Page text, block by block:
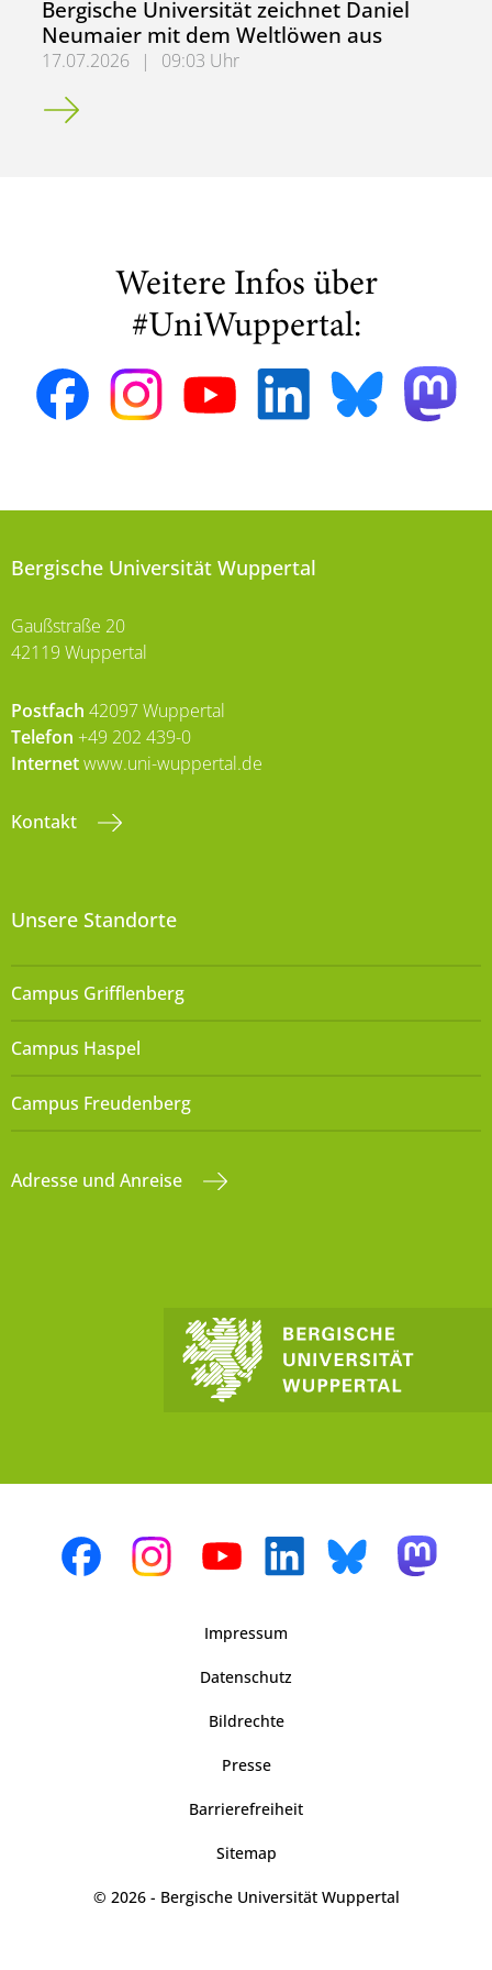
Bergische Universität zeichnet Daniel
Neumaier mit dem Weltlöwen aus
17.07.2026 |
09:03 Uhr
Bergische Universität zeichnet Daniel Neumaier mit dem
Weitere Infos über
#UniWuppertal:
Bergische Universität Wuppertal
Gaußstraße 20
42119 Wuppertal
Postfach 42097 Wuppertal
Telefon +49 202 439-0
Internetwww.uni-wuppertal.de
Kontakt
Unsere Standorte
Campus Grifflenberg
Campus Haspel
Campus Freudenberg
Adresse und Anreise
Impressum
Datenschutz
Bildrechte
Presse
Barrierefreiheit
Sitemap
© 2026 - Bergische Universität Wuppertal